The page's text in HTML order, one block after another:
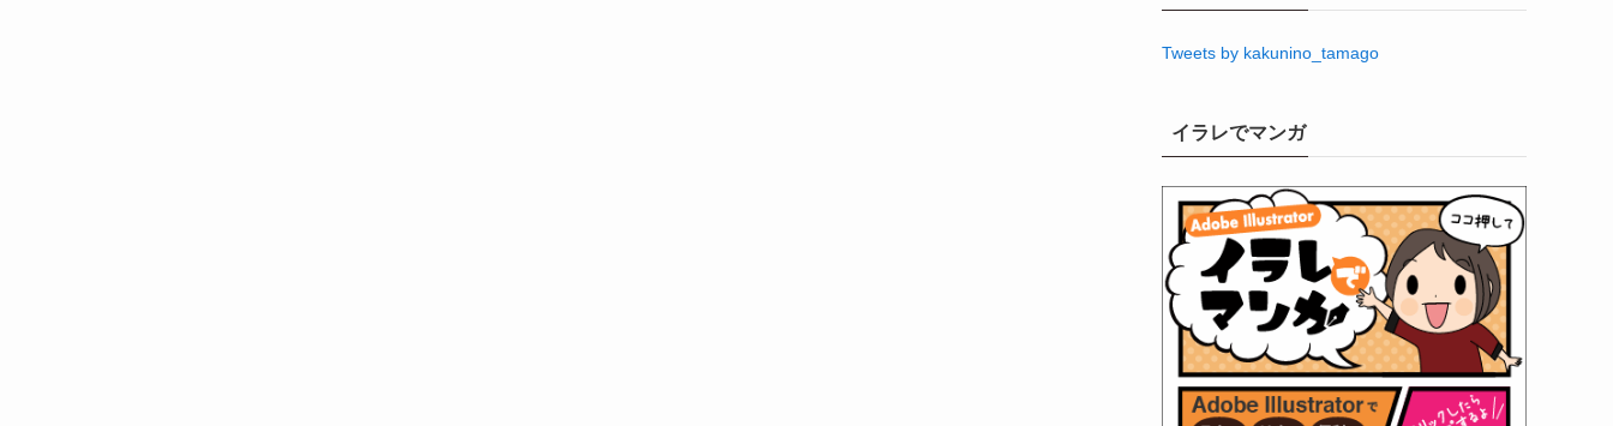
Tweets by kakunino_tamago
イラレでマンガ